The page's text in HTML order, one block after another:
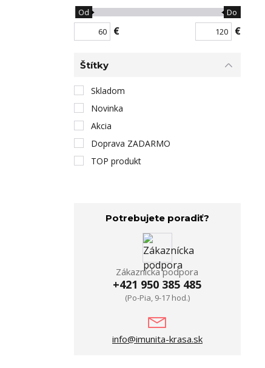
€
Od Do
€
Štítky
Skladom
Novinka
Akcia
Doprava ZADARMO
TOP produkt
Potrebujete poradiť?
Zákaznícka podpora
+421 950 385 485
(Po-Pia, 9-17 hod.)
info@imunita-krasa.sk